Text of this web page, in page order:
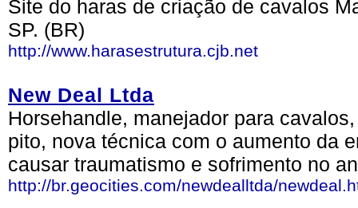
Site do haras de criação de cavalos
SP. (BR)
http://www.harasestrutura.cjb.net
New Deal Ltda
Horsehandle, manejador para
pito, nova técnica com o aumento da
causar traumatismo e sofrimento no
http://br.geocities.com/newdealltda/